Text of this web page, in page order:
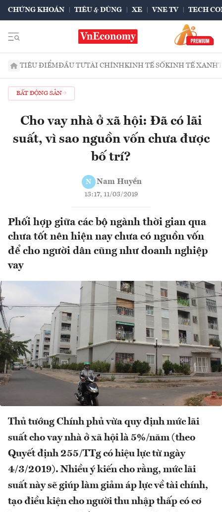
CHỨNG KHOÁN TIÊU & DÙNG XE VNE TV TECH
TIÊU ĐIỂMĐẦU TƯTÀI CHÍNHKINH TẾ SỐKINH TẾ XANH
BẤT ĐỘNG SẢN
Cho vay nhà ở xã hội: Đã có lãi
suất, vì sao nguồn vốn chưa được
bố trí?
N Nam Huyền
13:17, 11/03/2019
Phối hợp giữa các bộ ngành thời gian qua
chưa tốt nên hiện nay chưa có nguồn vốn
để cho người dân cũng như doanh nghiệp
vay
Thủ tướng Chính phủ vừa quy định mức lãi
suất cho vay nhà ở xã hội là 5%/năm (theo
Quyết định 255/TTg có hiệu lực từ ngày
4/3/2019). Nhiều ý kiến cho rằng, mức lãi
suất này sẽ giúp làm giảm áp lực về tài chính,
tạo điều kiện cho người thu nhập thấp có cơ